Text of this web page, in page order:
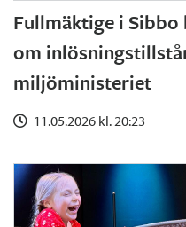
Fullmäktige i Sibbo
om
miljöministeriet
11.05.2026 kl. 20:23